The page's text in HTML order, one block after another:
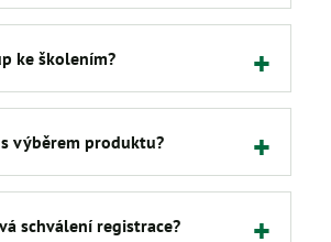
ke školením?
výběrem produktu?
schválení registrace?